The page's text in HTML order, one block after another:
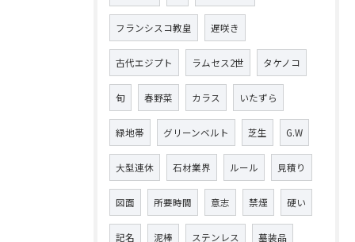
フランシスコ教皇 遅咲き
古代エジプト ラムセス2世 タケノコ
旬 春野菜 カラス いたずら
緑地帯 グリーンベルト 芝生 G.W
大型連休 石材業界 ルール 見積り
図面 所要時間 意志 禁煙 硬い
記名 泥棒 ステンレス 墓装品